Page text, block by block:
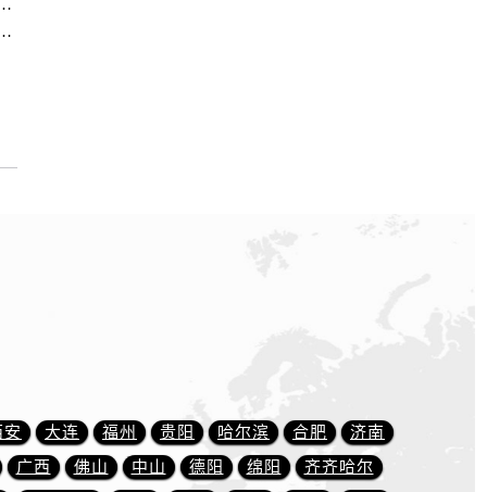
｜全新维修门店地址及电话（2026年7月最新）
心｜最新电话和维修地址（2026年7月最新）
安 大连 福州 贵阳 哈尔滨 合肥
济南
广西 佛山 中山 德阳 绵阳
齐齐哈尔